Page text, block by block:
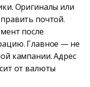
Оригиналы или
почтой.
после
Главное — не
кампании. Адрес
от валюты